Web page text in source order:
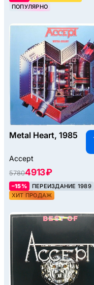
ПОПУЛЯРНО
Metal Heart, 1985
Accept
57804913 ₽
–15%
ПЕРЕИЗДАНИЕ 1989
ХИТ ПРОДАЖ